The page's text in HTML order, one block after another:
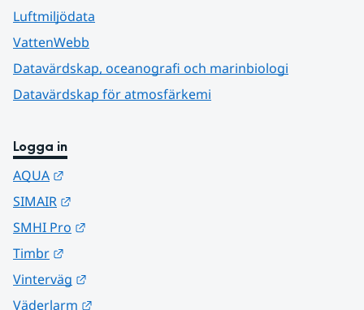
Luftmiljödata
VattenWebb
Datavärdskap, oceanografi och marinbiologi
Datavärdskap för atmosfärkemi
Logga in
AQUA
SIMAIR
SMHI Pro
Timbr
Vinterväg
Väderlarm